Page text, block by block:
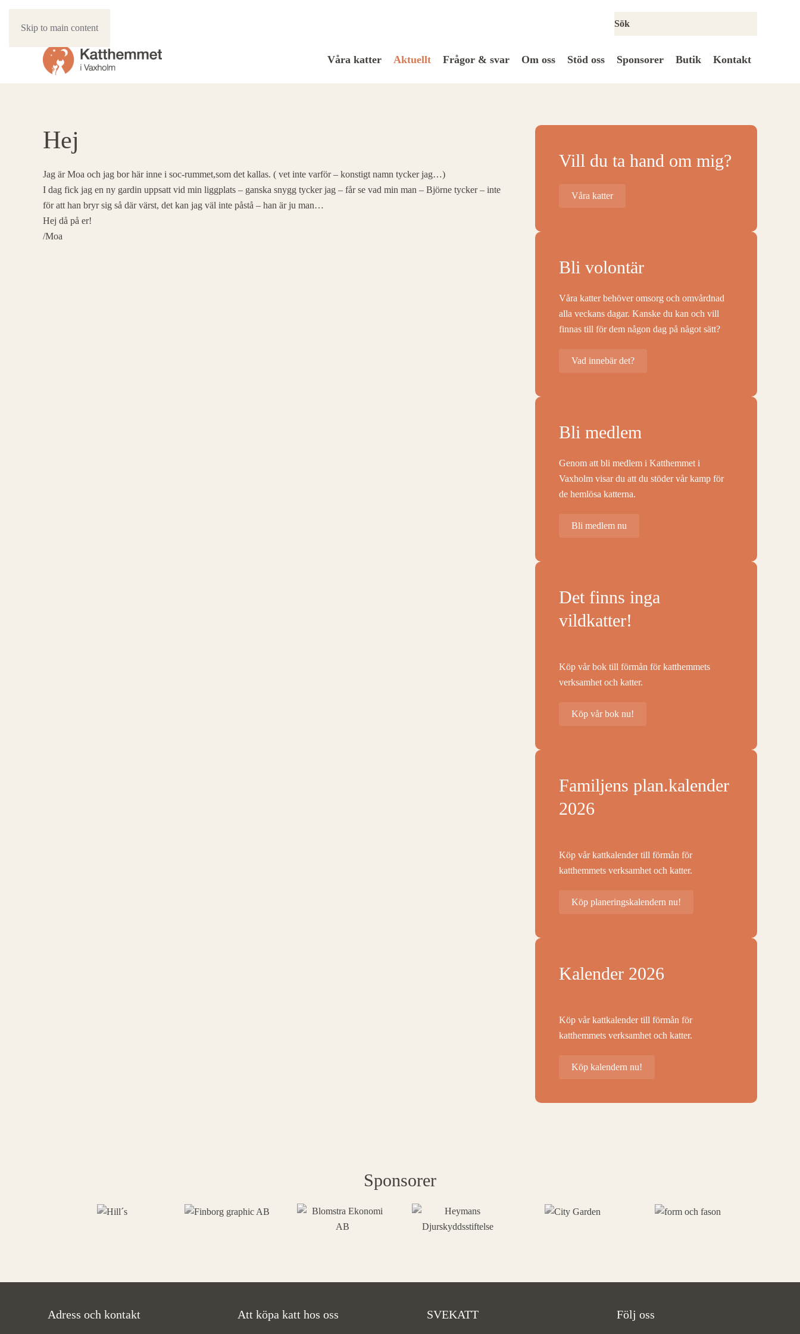
Skip to main content
Våra katter Aktuellt Frågor & svar Om oss Stöd oss Sponsorer Butik Kontakt
Hej
Jag är Moa och jag bor här inne i soc-rummet,som det kallas. ( vet inte varför – konstigt namn tycker jag…)
I dag fick jag en ny gardin uppsatt vid min liggplats – ganska snygg tycker jag – får se vad min man – Björne tycker – inte
för att han bryr sig så där värst, det kan jag väl inte påstå – han är ju man…
Hej då på er!
/Moa
Vill du ta hand om mig?
Våra katter
Bli volontär
Våra katter behöver omsorg och omvårdnad
alla veckans dagar. Kanske du kan och vill
finnas till för dem någon dag på något sätt?
Vad innebär det?
Bli medlem
Genom att bli medlem i Katthemmet i
Vaxholm visar du att du stöder vår kamp för
de hemlösa katterna.
Bli medlem nu
Det finns inga
vildkatter!
Köp vår bok till förmån för katthemmets
verksamhet och katter.
Köp vår bok nu!
Familjens plan.kalender
2026
Köp vår kattkalender till förmån för
katthemmets verksamhet och katter.
Köp planeringskalendern nu!
Kalender 2026
Köp vår kattkalender till förmån för
katthemmets verksamhet och katter.
Köp kalendern nu!
Sponsorer
Adress och kontakt Att köpa katt hos oss SVEKATT Följ oss